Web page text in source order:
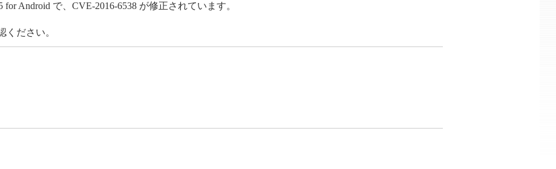
for Android で、CVE-2016-6538 が修正されています。
ください。